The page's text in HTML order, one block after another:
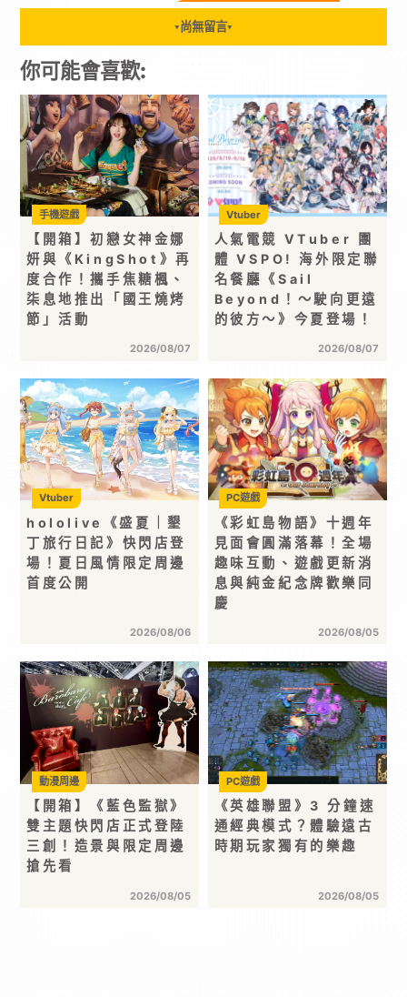
▼ 尚無留言▼
你可能會喜歡:
【開箱】初戀女神金娜
妍與《KingShot》再
度合作！攜手焦糖楓、
柒息地推出「國王燒烤
節」活動
2026/08/07
手機遊戲
人氣電競 VTuber 團
體 VSPO! 海外限定聯
名餐廳《Sail
Beyond！～駛向更遠
的彼方～》今夏登場！
2026/08/07
Vtuber
hololive《盛夏｜墾
丁旅行日記》快閃店登
場！夏日風情限定周邊
首度公開
2026/08/06
Vtuber
《彩虹島物語》十週年
見面會圓滿落幕！全場
趣味互動、遊戲更新消
息與純金紀念牌歡樂同
慶
2026/08/05
PC遊戲
【開箱】《藍色監獄》
雙主題快閃店正式登陸
三創！造景與限定周邊
搶先看
2026/08/05
動漫周邊
《英雄聯盟》3 分鐘速
通經典模式？體驗遠古
時期玩家獨有的樂趣
2026/08/05
PC遊戲